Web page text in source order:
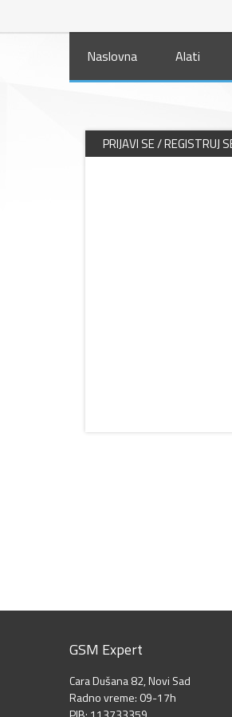
Naslovna Alati
PRIJAVI SE / REGISTRUJ
GSM Expert
Cara Dušana 82, Novi Sad
Radno vreme: 09-17h